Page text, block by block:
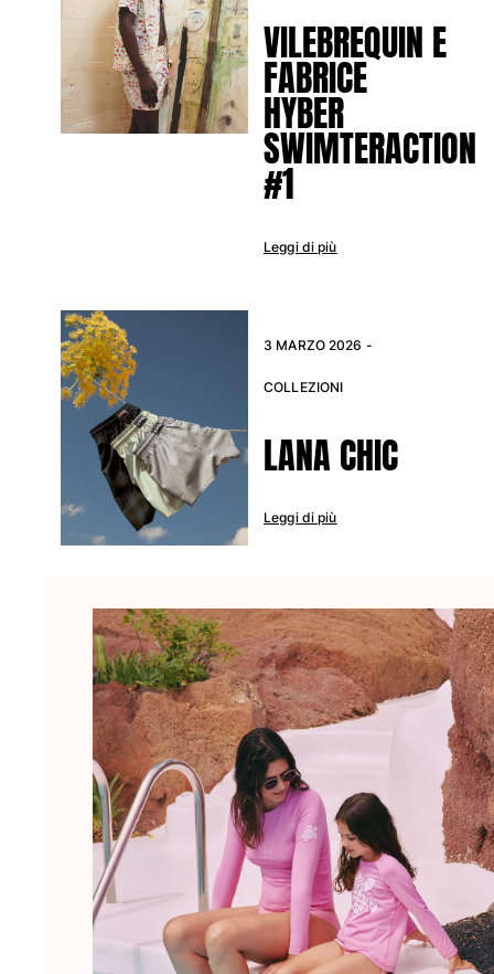
Vedi tutti i Neonato
Accessori
Vedi tutti i Accessori
Cappelli e Cappellini
Vedi tutti i Cappelli e Cappellini
Telli mare
Telo mare unisex
Pareo
Vedi tutti i Telli mare & Pareo
Borse
Borsello sacchetti da spiaggia
Borsa da Spiaggia
Mini borse
Occhiali da sole
Vedi tutti i Occhiali da sole
Sciarpe da spiaggia
Vedi tutti i Sciarpe da spiaggia
Accessori Bambini
Cappello per bambini
Asciugamani e Poncho da spiaggia
Scarpe
Calcetines
VILEBREQUIN E
FABRICE
HYBER
SWIMTERACTION
#1
Leggi di più
3 MARZO 2026 -
COLLEZIONI
LANA CHIC
Leggi di più